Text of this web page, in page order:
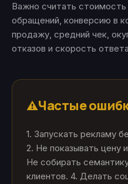
Важно считать
обращений, конверсию в
продажу, средний чек,
отказов и скорость
⚠️Частые
1. Запускать рекламу
2. Не показывать цену
Не собирать
клиентов. 4. Делать